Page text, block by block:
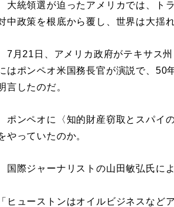
大統領選が迫ったアメリカでは、ト
中政策を根底から覆し、世界は大揺れ
7月21日、アメリカ政府がテキサス
はポンペオ米国務長官が演説で、50
言したのだ。
ポンペオに〈知的財産窃取とスパイ
やっていたのか。
国際ジャーナリストの山田敏弘氏によ
「ヒューストンはオイルビジネスなど